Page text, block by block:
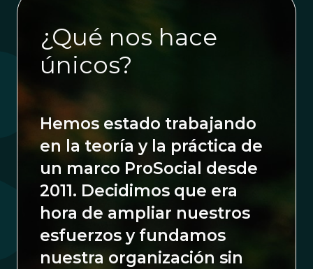
¿Qué nos hace
únicos?
Hemos estado trabajando
en la teoría y la práctica de
un marco ProSocial desde
2011. Decidimos que era
hora de ampliar nuestros
esfuerzos y fundamos
nuestra organización sin